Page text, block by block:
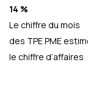
14 %
Le chiffre du mois
des TPE PME
le chiffre d’affaires